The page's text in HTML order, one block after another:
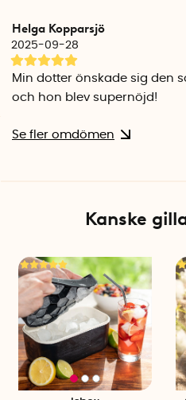
Längd/bredd, kvadratisk: 30 cm
Höjd: 4 cm (alla)
Antal kylklampar, rektangulär
Antal kylklampar, rektangulär
Antal kylklampar, kvadratisk: 5-
Svensk innovatör: ÄLSKAPLÅT
Helga Kopparsjö
2025-09-28
Min dotter önskade sig den
och hon blev supernöjd!
Se fler omdömen
Kanske